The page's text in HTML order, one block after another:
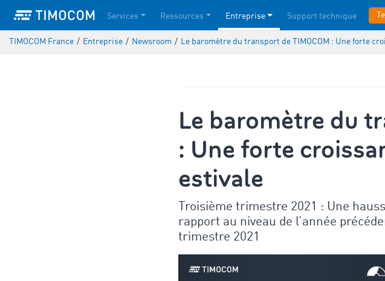
Services Ressources Entreprise Support technique
TIMOCOM France / Entreprise / Newsroom / Le baromètre du transport de TIMOCOM : Une forte
Le baromètre du
: Une forte
estivale
Troisième trimestre 2021 : Une
rapport au niveau de l’année
trimestre 2021